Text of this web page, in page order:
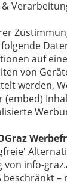
&
auf
von
werden,
(embed)
von info-
beschränkt –
im
es als
zahlreichen